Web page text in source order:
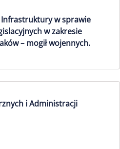
w sprawie
w zakresie
– mogił wojennych.
i Administracji